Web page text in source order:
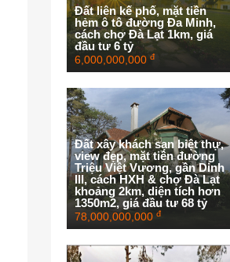
Đất liên kế phố, mặt tiền
hẻm ô tô đường Đa Minh,
cách chợ Đà Lạt 1km, giá
đầu tư 6 tỷ
6,000,000,000 đ
Đất xây khách sạn biệt thự,
view đẹp, mặt tiền đường
Triệu Việt Vương, gần Dinh
III, cách HXH & chợ Đà Lạt
khoảng 2km, diện tích hơn
1350m2, giá đầu tư 68 tỷ
78,000,000,000 đ